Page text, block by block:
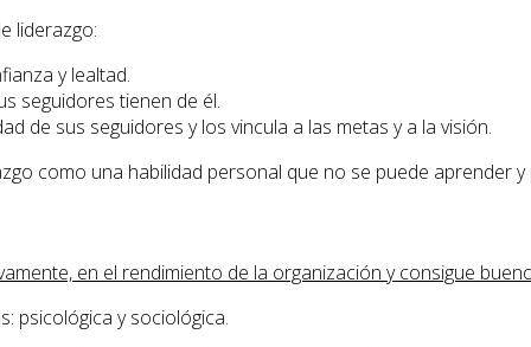
liderazgo:
y lealtad.
seguidores tienen de él.
de sus seguidores y los vincula a las metas y a la visión.
como una habilidad personal que no se puede aprender
en el rendimiento de la organización y consigue
psicológica y sociológica.